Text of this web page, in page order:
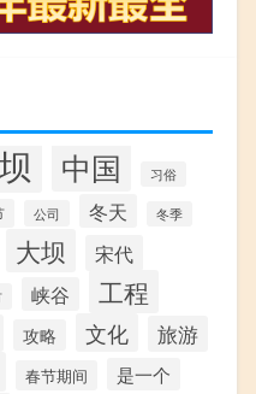
中国 习俗
公司 冬天 冬季
大坝 宋代
峡谷 工程
攻略 文化 旅游
春节期间
是一个